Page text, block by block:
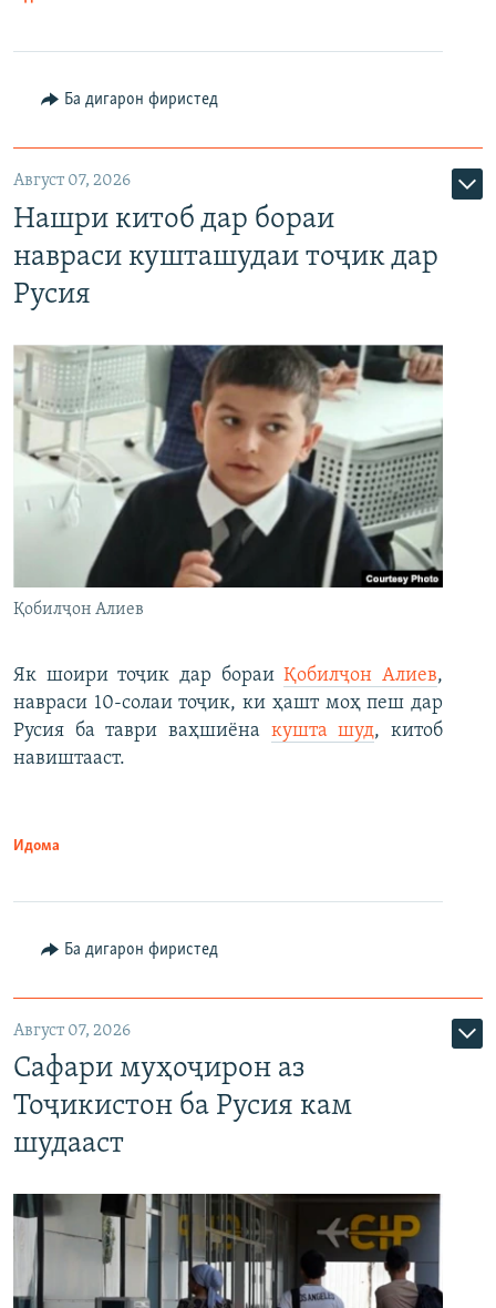
Ба дигарон фиристед
Август 07, 2026
Нашри китоб дар бораи
навраси кушташудаи тоҷик дар
Русия
Қобилҷон Алиев
Як шоири тоҷик дар бораиҚобилҷон Алиев,
навраси 10-солаи тоҷик, ки ҳашт моҳ пеш дар
Русия ба таври ваҳшиёна кушта шуд, китоб
навиштааст.
Идома
Ба дигарон фиристед
Август 07, 2026
Сафари муҳоҷирон аз
Тоҷикистон ба Русия кам
шудааст